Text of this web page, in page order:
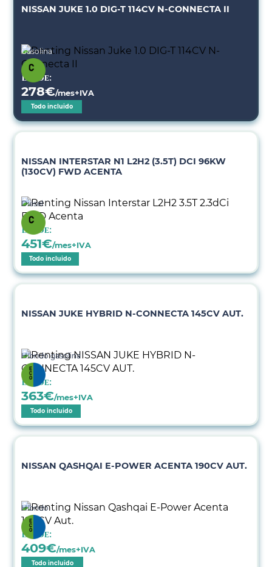
NISSAN JUKE 1.0 DIG-T 114CV N-CONNECTA II
Gasolina
Desde:
278€/mes+IVA
Todo incluido
NISSAN INTERSTAR N1 L2H2 (3.5T) DCI 96KW
(130CV) FWD ACENTA
Diésel
Desde:
451€/mes+IVA
Todo incluido
NISSAN JUKE HYBRID N-CONNECTA 145CV AUT.
Híbrido gasolina
Desde:
363€/mes+IVA
Todo incluido
NISSAN QASHQAI E-POWER ACENTA 190CV AUT.
Híbrido
Desde:
409€/mes+IVA
Todo incluido